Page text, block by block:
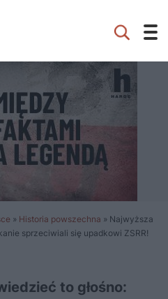
» Historia powszechna » Najwyższa
sprzeciwiali się upadkowi ZSRR!
to głośno: